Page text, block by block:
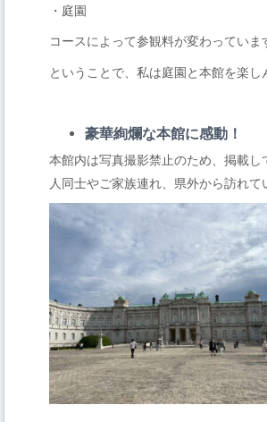
・庭園
コースによって参観料が変わっていま
ということで、私は庭園と本館を楽し
豪華絢爛な本館に感動！
本館内は写真撮影禁止のため、掲載
人同士やご家族連れ、県外から訪れて